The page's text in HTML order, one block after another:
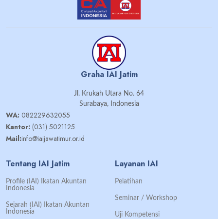
Graha IAI Jatim
Jl. Krukah Utara No. 64
Surabaya, Indonesia
WA: 082229632055
Kantor: (031) 5021125
Mail:info@iaijawatimur.or.id
Tentang IAI Jatim
Profile (IAI) Ikatan Akuntan
Indonesia
Sejarah (IAI) Ikatan Akuntan
Indonesia
Layanan IAI
Pelatihan
Seminar / Workshop
Uji Kompetensi